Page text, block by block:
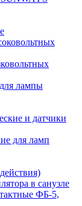
лампы
и датчики
для ламп
в санузле
ФБ-5,